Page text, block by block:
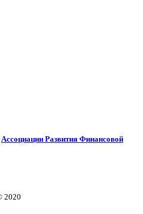
Ассоциации Развития Финансовой
2020